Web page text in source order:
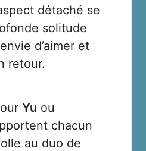
détaché se
solitude
d’aimer et
retour.
Yu ou
chacun
au duo de